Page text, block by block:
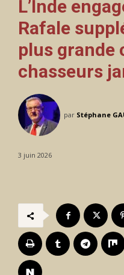
L’Inde
Rafale
plus grande
chasseurs
par Stéphane
3 juin 2026